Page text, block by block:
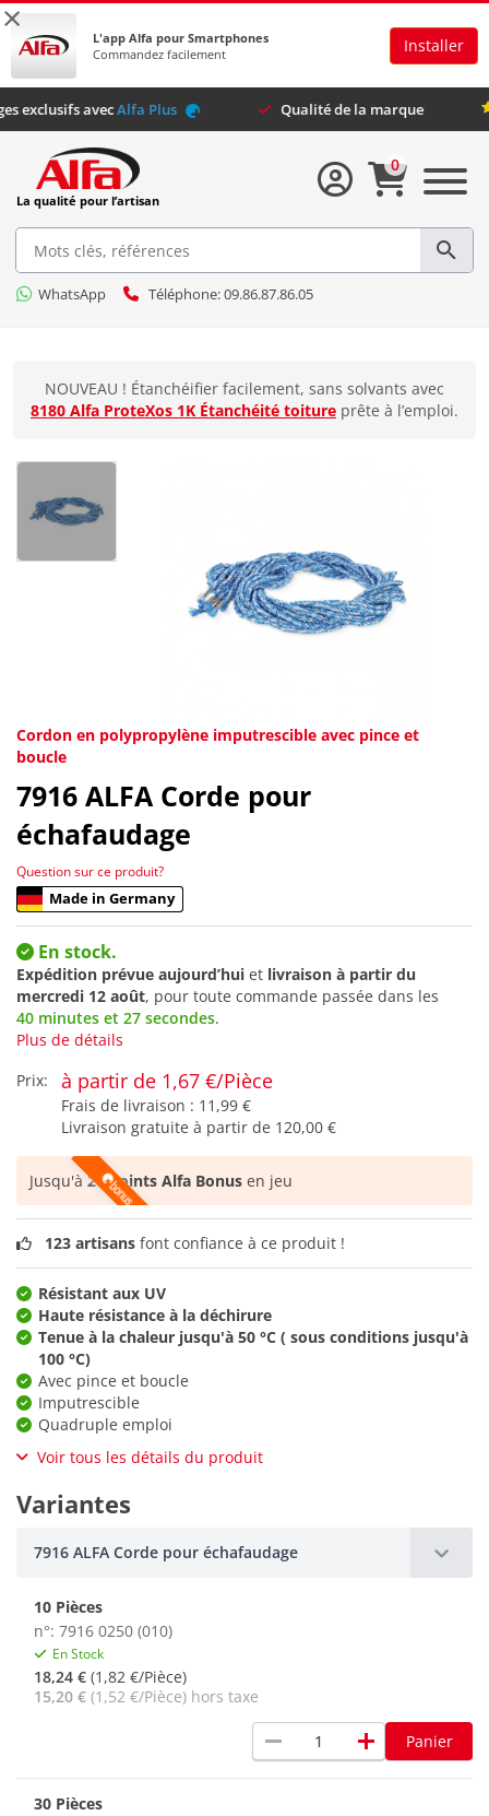
×
L'app Alfa pour Smartphones
Commandez facilement
Installer
exclusifs avecAlfa Plus Qualité de la marque
La qualité pour l’artisan
WhatsApp Téléphone: 09.86.87.86.05
0
NOUVEAU ! Étanchéifier facilement, sans solvants avec
8180 Alfa ProteXos 1K Étanchéité toiture prête à l’emploi.
Cordon en polypropylène imputrescible avec pince et
boucle
7916 ALFA Corde pour
échafaudage
Question sur ce produit?
Made in Germany
En stock.
Expédition prévue aujourd’hui et livraison à partir du
mercredi 12 août, pour toute commande passée dans les
40 minutes et 27 secondes.
Plus de détails
Prix:
à partir de 1,67 €/Pièce
Frais de livraison : 11,99 €
Livraison gratuite à partir de 120,00 €
Jusqu'à20 points Alfa Bonus en jeu
123 artisans font confiance à ce produit !
Résistant aux UV
Haute résistance à la déchirure
Tenue à la chaleur jusqu'à 50 °C ( sous conditions jusqu'à
100 °C)
Avec pince et boucle
Imputrescible
Quadruple emploi
Voir tous les détails du produit
Variantes
7916 ALFA Corde pour échafaudage
10 Pièces
n°: 7916 0250 (010)
En Stock
18,24 € (1,82 €/Pièce)
15,20 € (1,52 €/Pièce) hors taxe
remove add Panier
30 Pièces